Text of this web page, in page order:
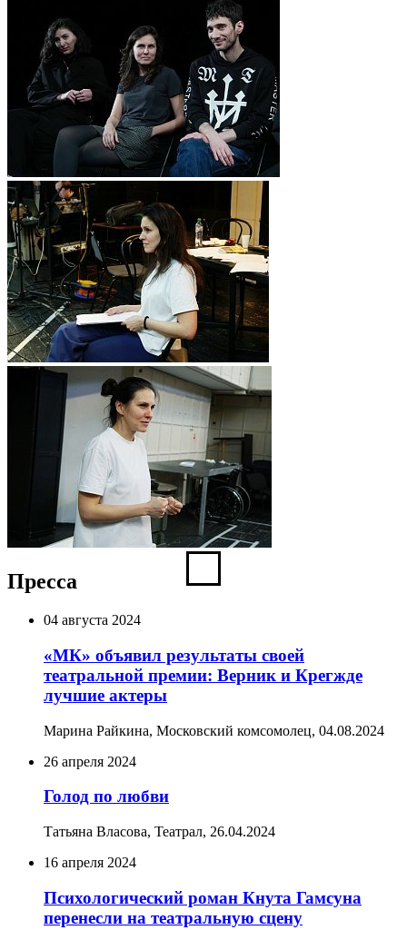
Пресса
04 августа 2024
«МК» объявил результаты своей
театральной премии: Верник и Крегжде
лучшие актеры
Марина Райкина, Московский комсомолец, 04.08.2024
26 апреля 2024
Голод по любви
Татьяна Власова, Театрал, 26.04.2024
16 апреля 2024
Психологический роман Кнута Гамсуна
перенесли на театральную сцену